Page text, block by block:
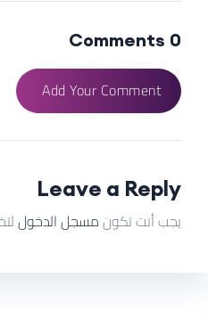
0 Comments
Add Your Comment
Leave a Reply
يجب أنت تكونمسجل الدخول